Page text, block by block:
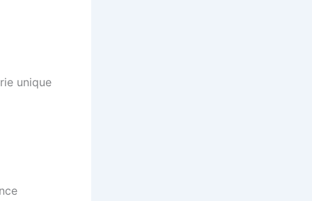
unique